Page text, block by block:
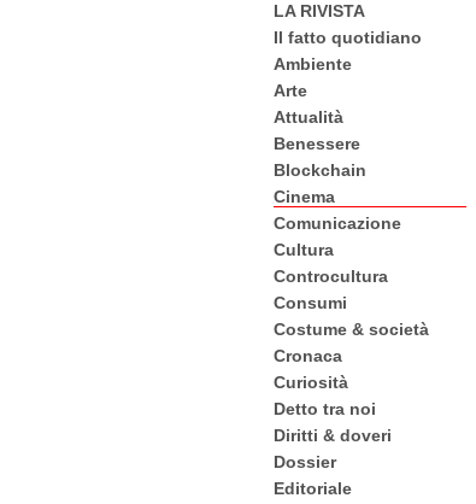
LA RIVISTA
Il fatto quotidiano
Ambiente
Arte
Attualità
Benessere
Blockchain
Cinema
Comunicazione
Cultura
Controcultura
Consumi
Costume & società
Cronaca
Curiosità
Detto tra noi
Diritti & doveri
Dossier
Editoriale